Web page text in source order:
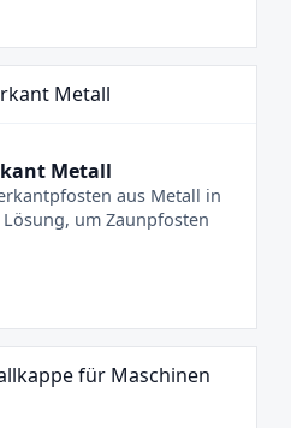
Metall
aus Metall in
um Zaunpfosten